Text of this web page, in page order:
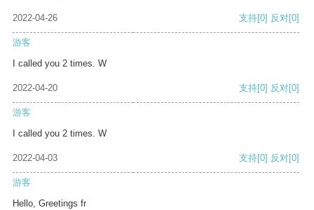
2022-04-26 支持[0] 反对[0]
游客
I called you 2 times. W
2022-04-20 支持[0] 反对[0]
游客
I called you 2 times. W
2022-04-03 支持[0] 反对[0]
游客
Hello, Greetings fr